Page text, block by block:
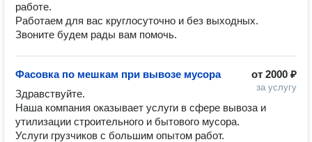
работе.
Работаем для вас круглосуточно и без выходных.
Звоните будем рады вам помочь.
от 2000 ₽
за услугу
Фасовка по мешкам при вывозе мусора
Здравствуйте.
Наша компания оказывает услуги в сфере вывоза и
утилизации строительного и бытового мусора.
Услуги грузчиков с большим опытом работ.